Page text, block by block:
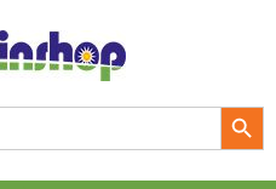
Search Button